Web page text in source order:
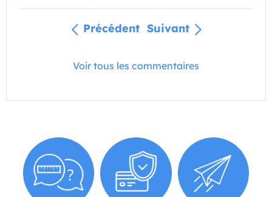
Précédent Suivant
Voir tous les commentaires